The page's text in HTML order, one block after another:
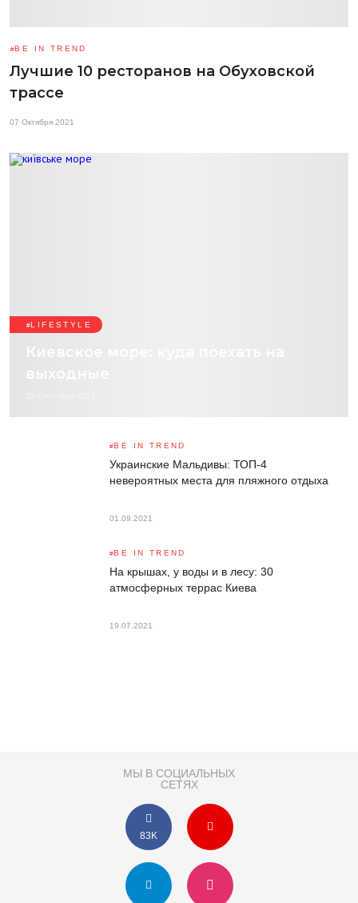
BE IN TREND
Лучшие 10 ресторанов на Обуховской
трассе
07 Октября 2021
LIFESTYLE
Киевское море: куда поехать на
выходные
BE IN TREND
Украинские Мальдивы: ТОП-4
невероятных места для пляжного отдыха
01.09.2021
BE IN TREND
На крышах, у воды и в лесу: 30
атмосферных террас Киева
19.07.2021
МЫ В СОЦИАЛЬНЫХ
СЕТЯХ
83K